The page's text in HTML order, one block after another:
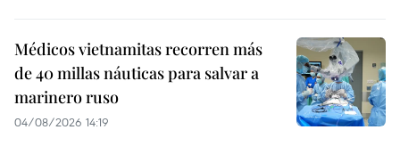
Médicos vietnamitas recorren más
de 40 millas náuticas para salvar a
marinero ruso
04/08/2026 14:19